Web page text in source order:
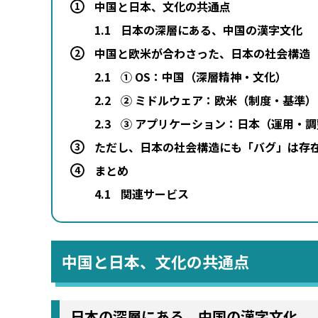
1
中国と日本、文化の共通点
1.1
日本の深層にある、中国の漢字文化
2
中国と欧米が合わさった、日本の社会構造
2.1
① OS：中国（深層精神・文化）
2.2 ② ミドルウェア：欧米（制度・基準）
2.3 ③ アプリケーション：日本（運用・調
3 ただし、日本の社会構造にも「バグ」は存
4
まとめ
4.1
関連サービス
中国と日本、文化の共通点